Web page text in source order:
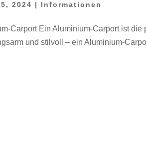
2024 | Informationen
Carport Ein Aluminium-Carport ist die
und stilvoll – ein Aluminium-